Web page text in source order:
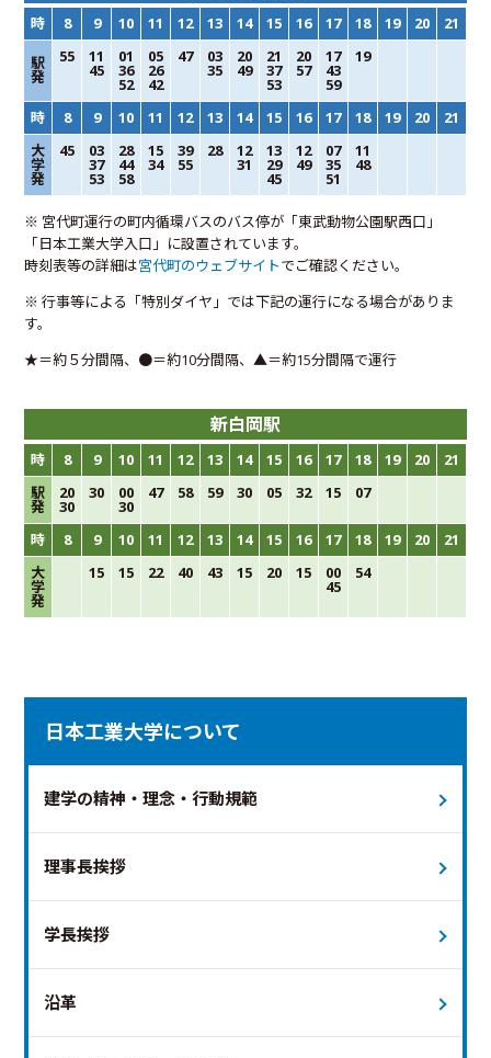
時 8 9 10 11 12 13 14 15 16 17 18 19 20
21
駅
発
55 11
45
01
36
52
05
26
42
47 03
35
20
49
21
37
53
20
57
17
43
59
19
時 8 9 10 11 12 13 14 15 16 17 18 19 20
21
大
学
発
45 03
37
53
28
44
58
15
34
39
55
28 12
31
13
29
45
12
49
07
35
51
11
48
※ 宮代町運行の町内循環バスのバス停が「東武動物公園駅西口」
「日本工業大学入口」に設置されています。
時刻表等の詳細は宮代町のウェブサイトでご確認ください。
※ 行事等による「特別ダイヤ」では下記の運行になる場合がありま
す。
★＝約５分間隔、●＝約10分間隔、▲＝約15分間隔で運行
新白岡駅
時 8 9 10 11 12 13 14 15 16 17 18 19 20
21
駅
発
20
30
30 00
30
47 58 59 30 05 32 15 07
時 8 9 10 11 12 13 14 15 16 17 18 19 20
21
大
学
発
15 15 22 40 43 15 20 15 00
45
54
日本工業大学について
建学の精神・理念・行動規範
理事長挨拶
学長挨拶
沿革